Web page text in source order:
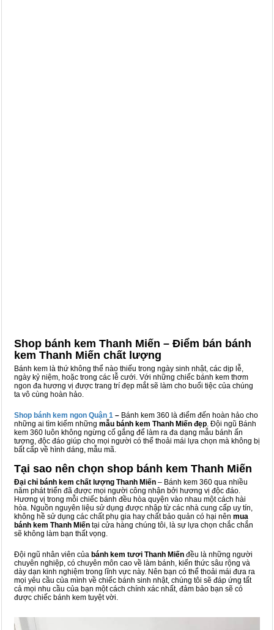
Shop bánh kem Thanh Miến – Điểm bán bánh
kem Thanh Miến chất lượng
Bánh kem là thứ không thể nào thiếu trong ngày sinh nhật, các dịp lễ,
ngày kỷ niệm, hoặc trong các lễ cưới. Với những chiếc bánh kem thơm
ngon đa hương vị được trang trí đẹp mắt sẽ làm cho buổi tiệc của chúng
ta vô cùng hoàn hảo.
Shop bánh kem ngon Quận 1 – Bánh kem 360 là điểm đến hoàn hảo cho
những ai tìm kiếm những mẫu bánh kem Thanh Miến đẹp. Đội ngũ Bánh
kem 360 luôn không ngừng cố gắng để làm ra đa dạng mẫu bánh ấn
tượng, độc đáo giúp cho mọi người có thể thoải mái lựa chọn mà không bị
bất cấp về hình dáng, mẫu mã.
Tại sao nên chọn shop bánh kem Thanh Miến
Đại chỉ bánh kem chất lượng Thanh Miến – Bánh kem 360 qua nhiều
năm phát triển đã được mọi người công nhận bởi hương vị độc đáo.
Hương vị trong mỗi chiếc bánh đều hòa quyện vào nhau một cách hài
hòa. Nguồn nguyên liệu sử dụng được nhập từ các nhà cung cấp uy tín,
không hề sử dụng các chất phụ gia hay chất bảo quản có hại nên mua
bánh kem Thanh Miến tại cửa hàng chúng tôi, là sự lựa chọn chắc chắn
sẽ không làm bạn thất vọng.
Đội ngũ nhân viên của bánh kem tươi Thanh Miến đều là những người
chuyên nghiệp, có chuyên môn cao về làm bánh, kiến thức sâu rộng và
dày dạn kinh nghiệm trong lĩnh vực này. Nên bạn có thể thoải mái đưa ra
mọi yêu cầu của mình về chiếc bánh sinh nhật, chúng tôi sẽ đáp ứng tất
cả mọi nhu cầu của bạn một cách chính xác nhất, đảm bảo bạn sẽ có
được chiếc bánh kem tuyệt vời.